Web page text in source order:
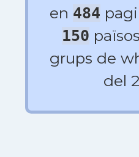
en 484
150
grups de
del